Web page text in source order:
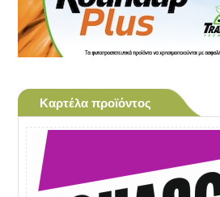
Καρτέλα προϊόντος